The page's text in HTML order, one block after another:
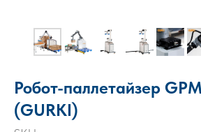
Робот-паллетайзер
(GURKI)